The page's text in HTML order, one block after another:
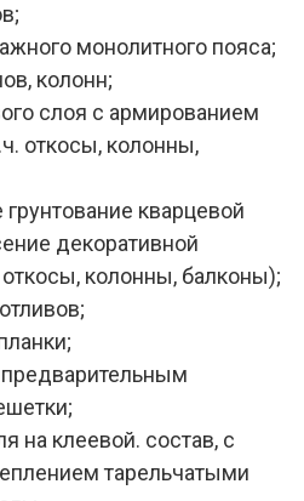
монолитного пояса;
колонн;
слоя с армированием
откосы, колонны,
кварцевой
декоративной
откосы, колонны, балконы);
на клеевой. состав, с
тарельчатыми